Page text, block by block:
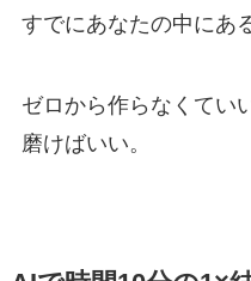
すでにあなたの中にあ
ゼロから作らなくてい
磨けばいい。